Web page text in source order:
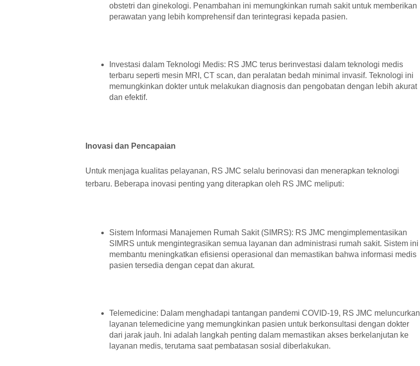
obstetri dan ginekologi. Penambahan ini memungkinkan rumah sakit untuk memberikan
perawatan yang lebih komprehensif dan terintegrasi kepada pasien.
Investasi dalam Teknologi Medis: RS JMC terus berinvestasi dalam teknologi medis
terbaru seperti mesin MRI, CT scan, dan peralatan bedah minimal invasif. Teknologi ini
memungkinkan dokter untuk melakukan diagnosis dan pengobatan dengan lebih akurat
dan efektif.
Inovasi dan Pencapaian
Untuk menjaga kualitas pelayanan, RS JMC selalu berinovasi dan menerapkan teknologi
terbaru. Beberapa inovasi penting yang diterapkan oleh RS JMC meliputi:
Sistem Informasi Manajemen Rumah Sakit (SIMRS): RS JMC mengimplementasikan
SIMRS untuk mengintegrasikan semua layanan dan administrasi rumah sakit. Sistem ini
membantu meningkatkan efisiensi operasional dan memastikan bahwa informasi medis
pasien tersedia dengan cepat dan akurat.
Telemedicine: Dalam menghadapi tantangan pandemi COVID-19, RS JMC meluncurkan
layanan telemedicine yang memungkinkan pasien untuk berkonsultasi dengan dokter
dari jarak jauh. Ini adalah langkah penting dalam memastikan akses berkelanjutan ke
layanan medis, terutama saat pembatasan sosial diberlakukan.